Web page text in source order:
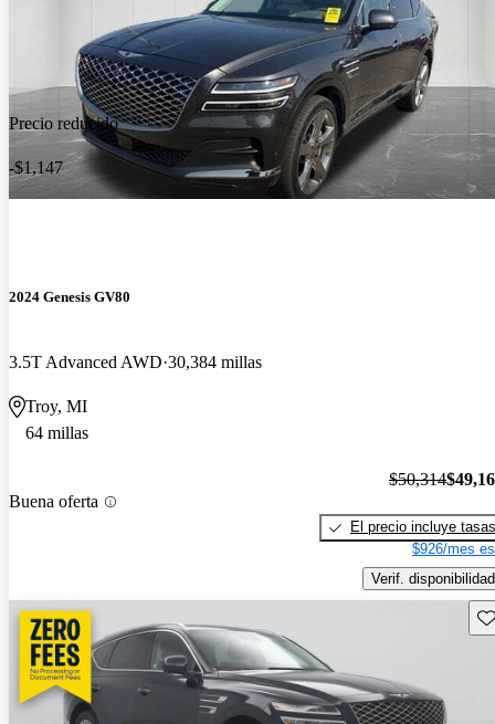
Precio reducido
-$1,147
2024 Genesis GV80
3.5T Advanced AWD 30,384 millas
Troy, MI
64 millas
Buena oferta
$50,314
El precio incluye tasas
$926/mes
Verif. disponibilidad